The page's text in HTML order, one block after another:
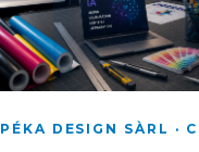
PÉKA DESIGN SÀRL ·